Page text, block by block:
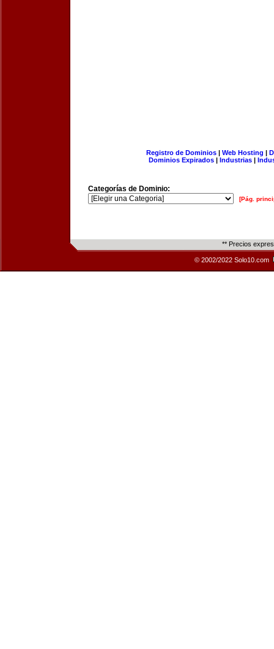
Registro de Dominios| Web Hosting |
Dominios Expirados | Industrias |
Categorías de Dominio:
[Pág.
** Precios
© 2002/2022 Solo10.com